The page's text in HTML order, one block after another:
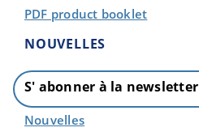
PDF product booklet
NOUVELLES
S' abonner à la newsletter
Nouvelles